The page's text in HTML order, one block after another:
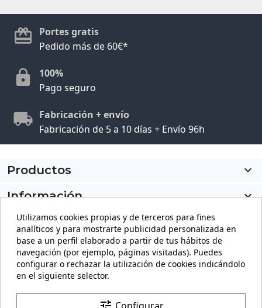
Portes gratis
Pedido más de 60€*
100%
Pago seguro
Fabricación + envío
Fabricación de 5 a 10 días + Envío 96h
Productos

Información

Mi cuenta
Información de la tienda
Facebook
Utilizamos cookies propias y de terceros para fines
analíticos y para mostrarte publicidad personalizada en
base a un perfil elaborado a partir de tus hábitos de
navegación (por ejemplo, páginas visitadas). Puedes
configurar o rechazar la utilización de cookies indicándolo
en el siguiente selector.